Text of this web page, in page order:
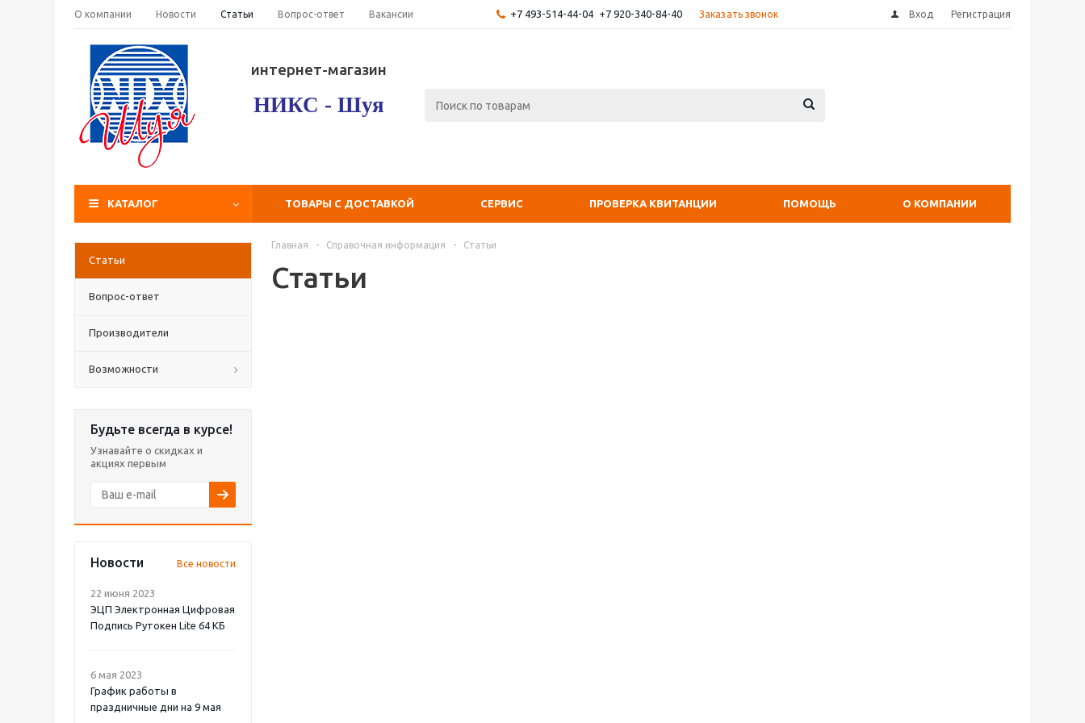
О компании Новости Статьи Вопрос-ответ Вакансии +7 493-514-44-04 +7 920-340-84-40 Заказать звонок Вход Регистрация
интернет-магазин
НИКС - Шуя
КАТАЛОГ ТОВАРЫ С ДОСТАВКОЙ СЕРВИС ПРОВЕРКА КВИТАНЦИИ ПОМОЩЬ О КОМПАНИИ
Статьи
Вопрос-ответ
Производители
Возможности
Будьте всегда в курсе!
Узнавайте о скидках и
акциях первым
Новости Все новости
22 июня 2023
ЭЦП Электронная Цифровая
Подпись Рутокен Lite 64 КБ
6 мая 2023
График работы в
праздничные дни на 9 мая
Главная - Справочная информация - Статьи
Статьи